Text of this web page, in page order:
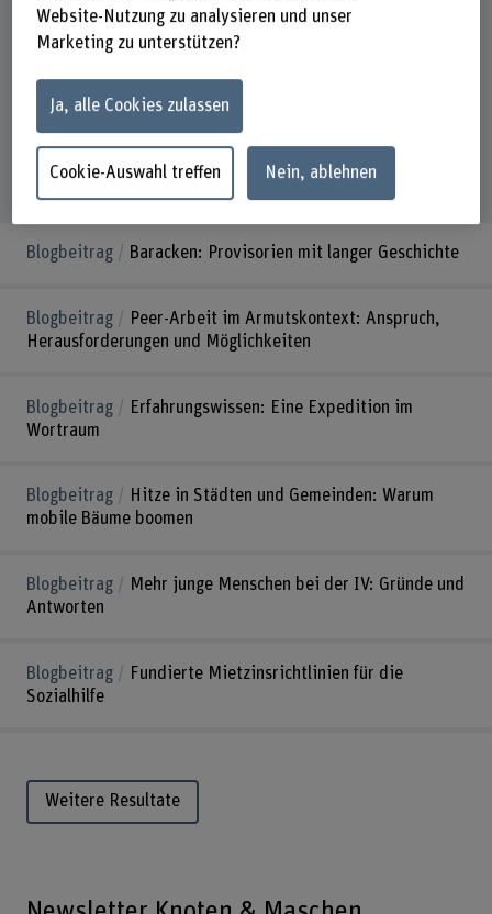
Rubriken Fachgebiete
290 Suchresultate
Blogbeitrag Baracken: Provisorien mit langer Geschichte
Blogbeitrag
Peer-Arbeit im Armutskontext: Anspruch,
Herausforderungen und Möglichkeiten
Blogbeitrag
Erfahrungswissen: Eine Expedition im
Wortraum
Blogbeitrag
Hitze in Städten und Gemeinden: Warum
mobile Bäume boomen
Blogbeitrag
Mehr junge Menschen bei der IV: Gründe und
Antworten
Blogbeitrag
Fundierte Mietzinsrichtlinien für die
Sozialhilfe
Weitere Resultate
Website-Nutzung zu analysieren und unser
Marketing zu unterstützen?
Ja, alle Cookies zulassen
Cookie-Auswahl treffen Nein, ablehnen